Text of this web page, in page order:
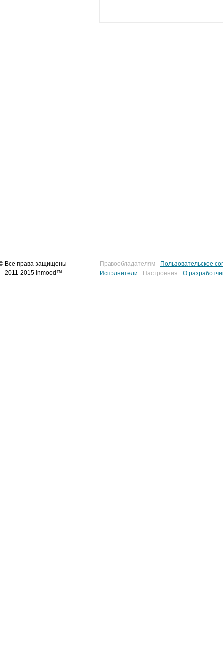
Все права защищены
2011-2015 inmood™
Правообладателям
Пользовательское
Исполнители
Настроения О